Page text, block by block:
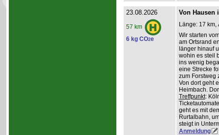
23.08.2026
57 km
6 kg CO2e
Von Hausen
Länge: 17 km,
Wir starten
am Ortsrand
länger hinauf
wohin es steil
ins wenig
eine Strecke
zum Forstweg
Von dort geht
Heimbach.
Treffpunkt:
geht es mit
Rurtalbahn,
steigt in
Anmeldung